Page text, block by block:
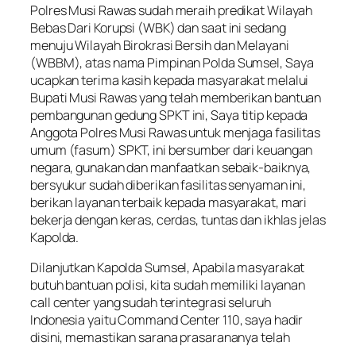
Polres Musi Rawas sudah meraih predikat Wilayah
Bebas Dari Korupsi (WBK) dan saat ini sedang
menuju Wilayah Birokrasi Bersih dan Melayani
(WBBM), atas nama Pimpinan Polda Sumsel, Saya
ucapkan terima kasih kepada masyarakat melalui
Bupati Musi Rawas yang telah memberikan bantuan
pembangunan gedung SPKT ini, Saya titip kepada
Anggota Polres Musi Rawas untuk menjaga fasilitas
umum (fasum) SPKT, ini bersumber dari keuangan
negara, gunakan dan manfaatkan sebaik-baiknya,
bersyukur sudah diberikan fasilitas senyaman ini,
berikan layanan terbaik kepada masyarakat, mari
bekerja dengan keras, cerdas, tuntas dan ikhlas jelas
Kapolda.
Dilanjutkan Kapolda Sumsel, Apabila masyarakat
butuh bantuan polisi, kita sudah memiliki layanan
call center yang sudah terintegrasi seluruh
Indonesia yaitu Command Center 110, saya hadir
disini, memastikan sarana prasarananya telah